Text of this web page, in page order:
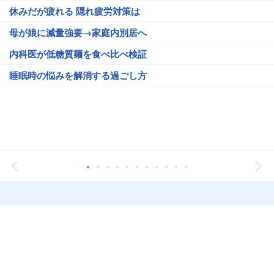
休みだが疲れる 隠れ疲労対策は
母が娘に減量強要→家庭内別居へ
内科医が低糖質麺を食べ比べ検証
睡眠時の悩みを解消する過ごし方